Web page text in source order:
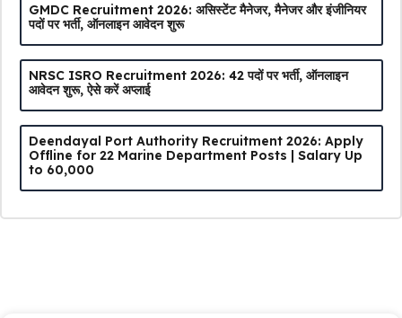
GMDC Recruitment 2026: असिस्टेंट मैनेजर, मैनेजर और इंजीनियर
पदों पर भर्ती, ऑनलाइन आवेदन शुरू
NRSC ISRO Recruitment 2026: 42 पदों पर भर्ती, ऑनलाइन
आवेदन शुरू, ऐसे करें अप्लाई
Deendayal Port Authority Recruitment 2026: Apply
Offline for 22 Marine Department Posts | Salary Up
to ₹60,000